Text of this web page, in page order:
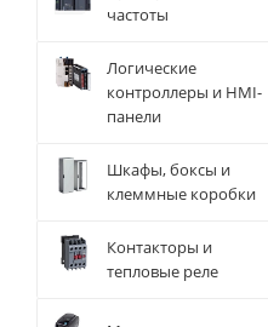
частоты
Логические
контроллеры и HMI-
панели
Шкафы, боксы и
клеммные коробки
Контакторы и
тепловые реле